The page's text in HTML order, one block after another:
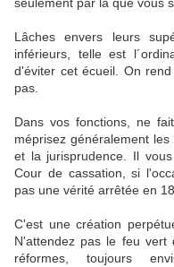
Lâches envers leurs
inférieurs, telle est
d'éviter cet écueil. On
pas.
Dans vos fonctions, ne
méprisez généralement
et la jurisprudence. Il
Cour de cassation, si
pas une vérité arrêtée en
C'est une création
N'attendez pas le feu vert
réformes, toujours